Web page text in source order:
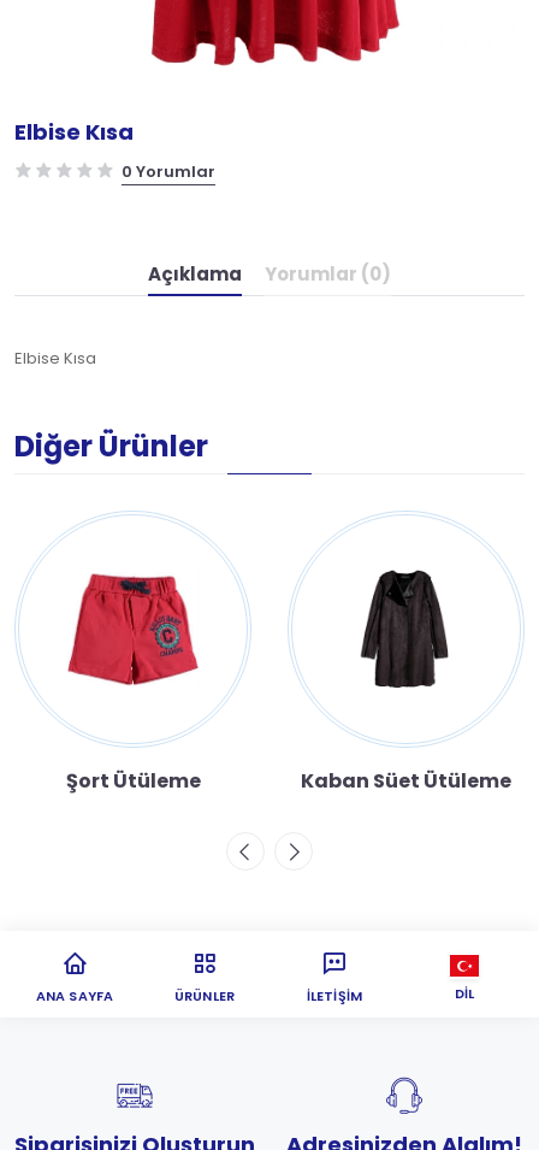
Elbise Kısa
0 Yorumlar
Açıklama Yorumlar (0)
Elbise Kısa
Diğer Ürünler
Şort Ütüleme Kaban Süet Ütüleme
ANA SAYFA ÜRÜNLER İLETIŞIM DIL